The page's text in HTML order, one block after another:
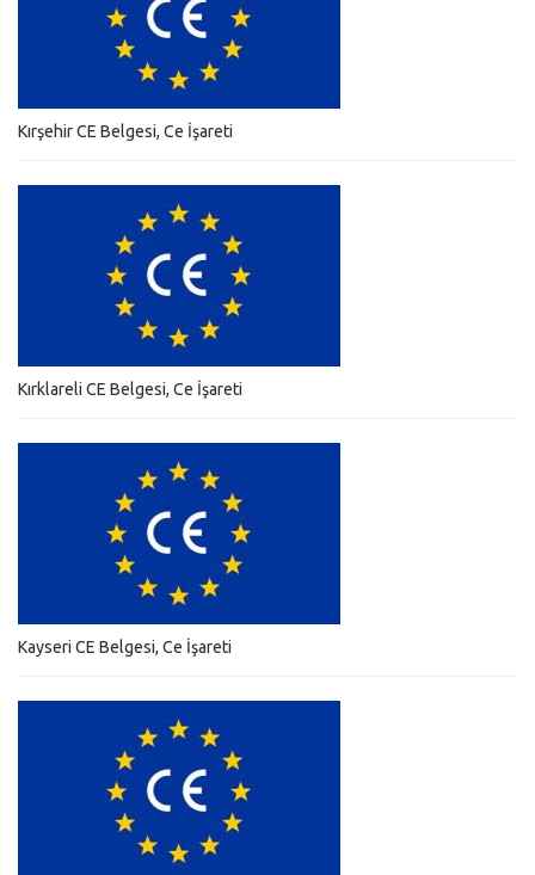
Kırşehir CE Belgesi, Ce İşareti
Kırklareli CE Belgesi, Ce İşareti
Kayseri CE Belgesi, Ce İşareti